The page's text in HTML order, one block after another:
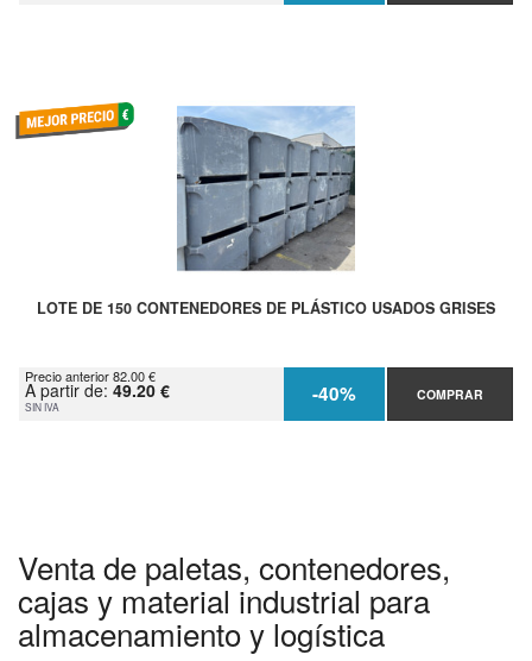
LOTE DE 150 CONTENEDORES DE PLÁSTICO USADOS GRISES
Precio anterior 82.00 €
A partir de: 49.20 €
SIN IVA -40% COMPRAR
Venta de paletas, contenedores,
cajas y material industrial para
almacenamiento y logística